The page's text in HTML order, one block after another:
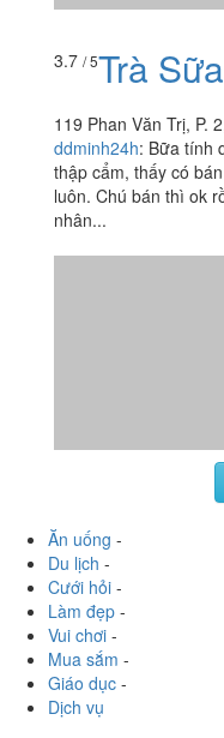
3.7 / 5Trà
119 Phan Văn Trị, P.
ddminh24h: Bữa tính
thập cẩm, thấy có
luôn. Chú bán thì ok
nhân...
Ăn uống -
Du lịch -
Cưới hỏi -
Làm đẹp -
Vui chơi -
Mua sắm -
Giáo dục -
Dịch vụ